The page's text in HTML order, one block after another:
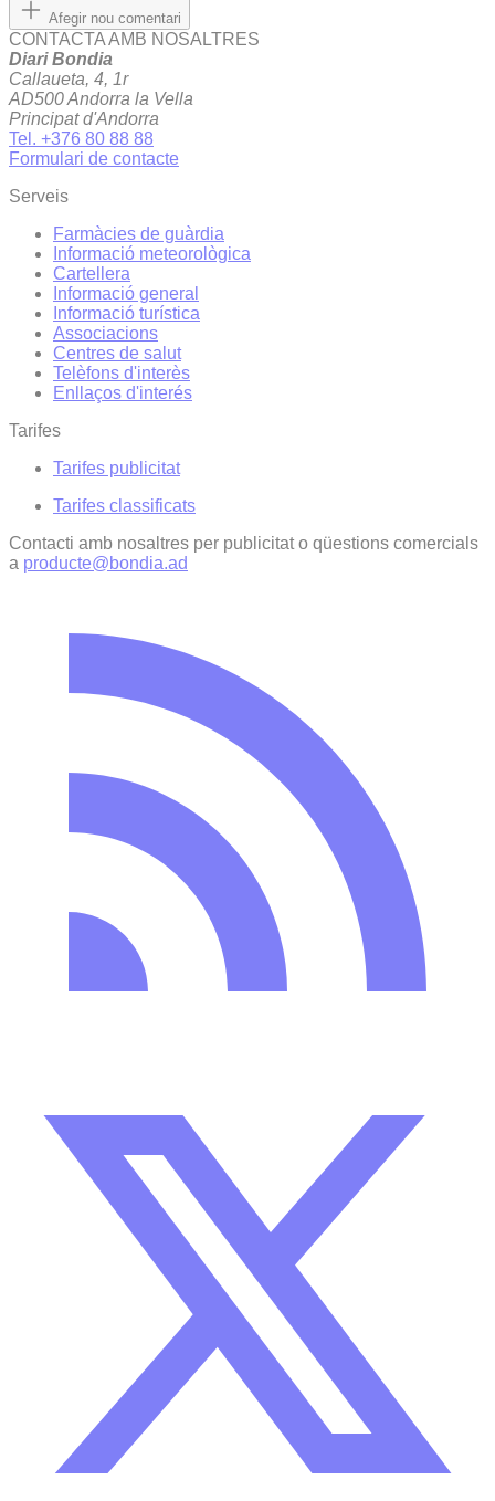
Afegir nou comentari
CONTACTA AMB NOSALTRES
Diari Bondia
Callaueta, 4, 1r
AD500 Andorra la Vella
Principat d'Andorra
Tel. +376 80 88 88
Formulari de contacte
Serveis
Farmàcies de guàrdia
Informació meteorològica
Cartellera
Informació general
Informació turística
Associacions
Centres de salut
Telèfons d'interès
Enllaços d'interés
Tarifes
Tarifes publicitat
Tarifes classificats
Contacti amb nosaltres per publicitat o qüestions comercials
a producte@bondia.ad